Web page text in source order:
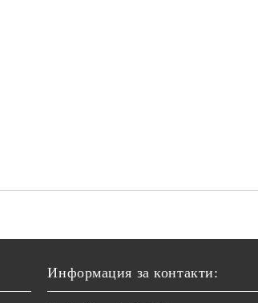
Информация за контакти: